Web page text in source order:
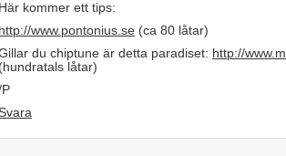
Här kommer ett tips:
http://www.pontonius.se (ca 80 låtar)
du chiptune är detta paradiset: http://
(hundratals låtar)